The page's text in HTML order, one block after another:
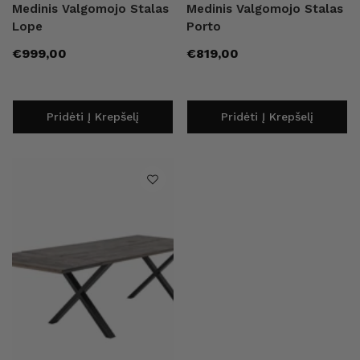
Medinis Valgomojo Stalas
Lope
Įprasta
€999,00
Pridėti Į Krepšelį
Medinis Valgomojo Stalas
Porto
Įprasta
€819,00
Pridėti Į Krepšelį